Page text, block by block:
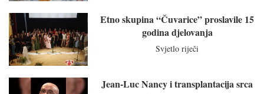
Etno skupina “Čuvarice” proslavile 15
godina djelovanja
Svjetlo riječi
Jean-Luc Nancy i transplantacija srca